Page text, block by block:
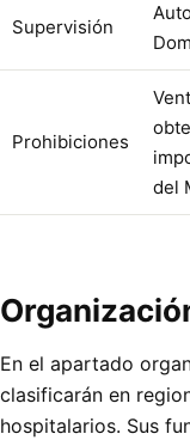
Supervisión
Prohibiciones
del
En el apartado
clasificarán en
hospitalarios. Sus